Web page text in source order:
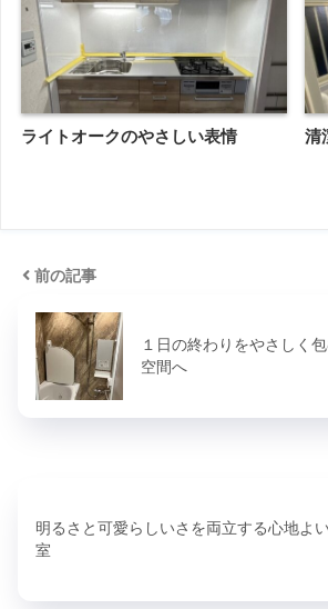
ライトオークのやさしい表情 清
前の記事
１日の終わりをやさしく
空間へ
明るさと可愛らしいさを両立する心地よ
室